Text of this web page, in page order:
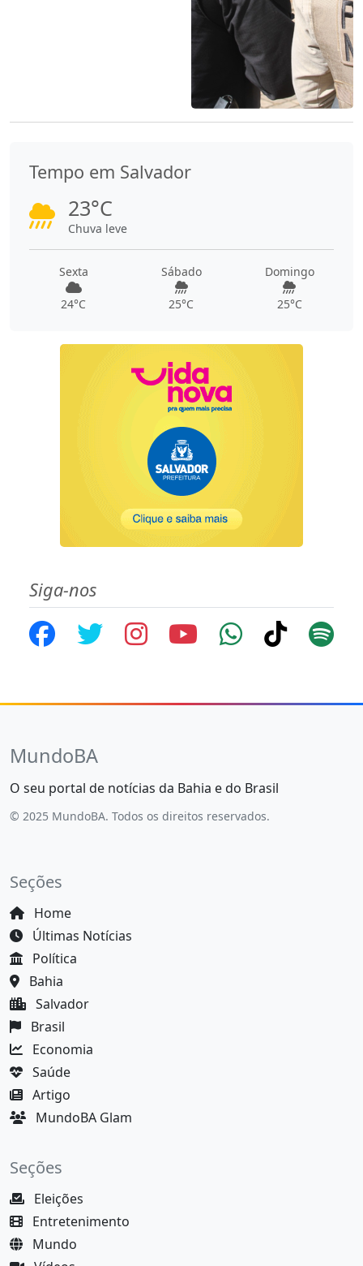
Tempo em Salvador
23°C
Chuva leve
Sexta
24°C
Sábado
25°C
Domingo
25°C
Siga-nos
MundoBA
O seu portal de notícias da Bahia e do Brasil
© 2025 MundoBA. Todos os direitos reservados.
Seções
Home
Últimas Notícias
Política
Bahia
Salvador
Brasil
Economia
Saúde
Artigo
MundoBA Glam
Seções
Eleições
Entretenimento
Mundo